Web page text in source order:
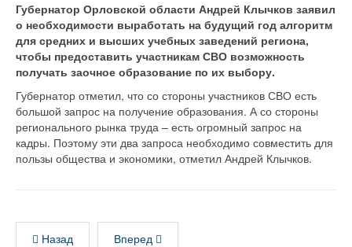
Губернатор Орловской области Андрей Клычков заявил
о необходимости выработать на будущий год алгоритм
для средних и высших учебных заведений региона,
чтобы предоставить участникам СВО возможность
получать заочное образование по их выбору.
Губернатор отметил, что со стороны участников СВО есть
большой запрос на получение образования. А со стороны
регионального рынка труда – есть огромный запрос на
кадры. Поэтому эти два запроса необходимо совместить для
пользы общества и экономики, отметил Андрей Клычков.
Назад Вперед